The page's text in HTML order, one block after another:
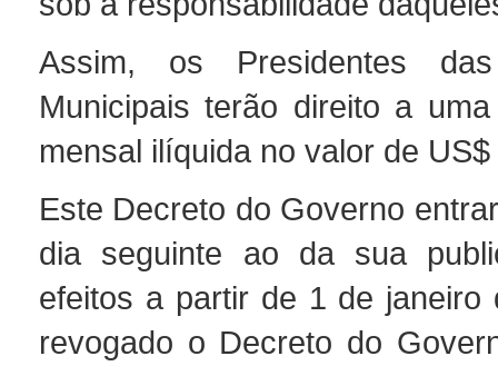
Assim, os Presidentes das
Municipais terão direito a
mensal ilíquida no valor de
Este Decreto do Governo
dia seguinte ao da sua
efeitos a partir de 1 de janeiro
revogado o Decreto do